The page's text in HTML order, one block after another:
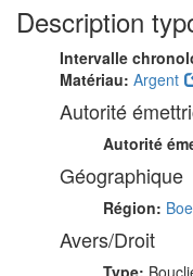
Description
Intervalle
Matériau: Argent
Autorité
Autorité
Géographique
Région:
Avers/Droit
Type: